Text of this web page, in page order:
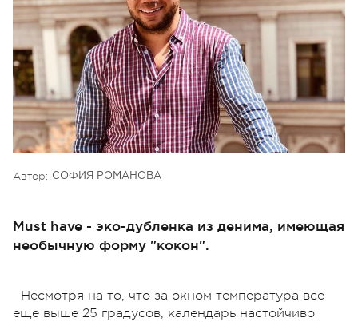
Автор: СОФИЯ РОМАНОВА
Must have - эко-дубленка из денима, имеющая
необычную форму "кокон".
Несмотря на то, что за окном температура все
еще выше 25 градусов, календарь настойчиво